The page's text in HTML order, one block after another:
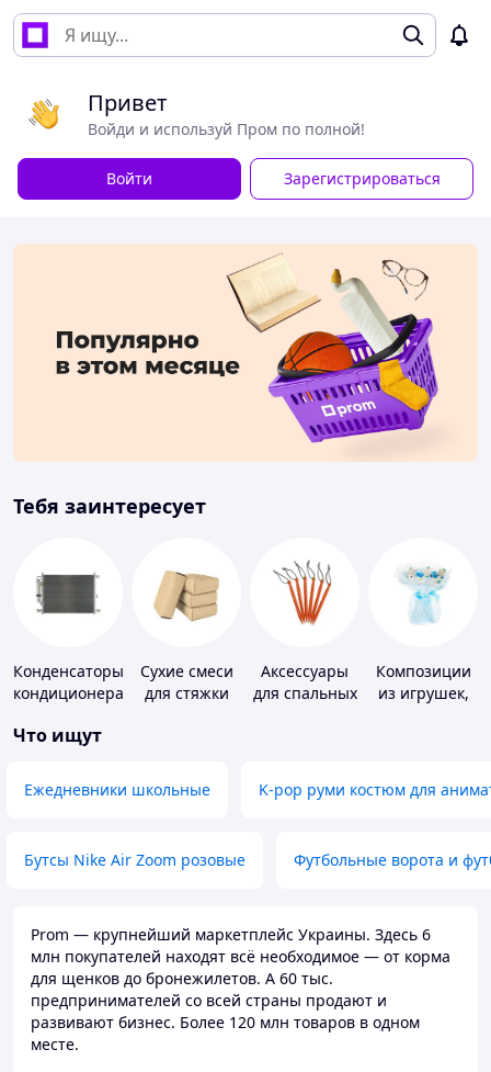
Привет
Войди и используй Пром по полной!
Войти Зарегистрироваться
Тебя заинтересует
Конденсаторы
кондиционера
Сухие смеси
для стяжки
Аксессуары
для спальных
Композиции
из игрушек,
Что ищут
Ежедневники школьные K-pop руми костюм для
Бутсы Nike Air Zoom розовые Футбольные ворота и
Prom — крупнейший маркетплейс Украины. Здесь 6
млн покупателей находят всё необходимое — от корма
для щенков до бронежилетов. А 60 тыс.
предпринимателей со всей страны продают и
развивают бизнес. Более 120 млн товаров в одном
месте.